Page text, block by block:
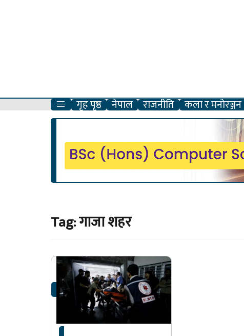
गृह पृष्ठ नेपाल राजनीति कला र मनोरञ्जन
Tag:गाजा शहर